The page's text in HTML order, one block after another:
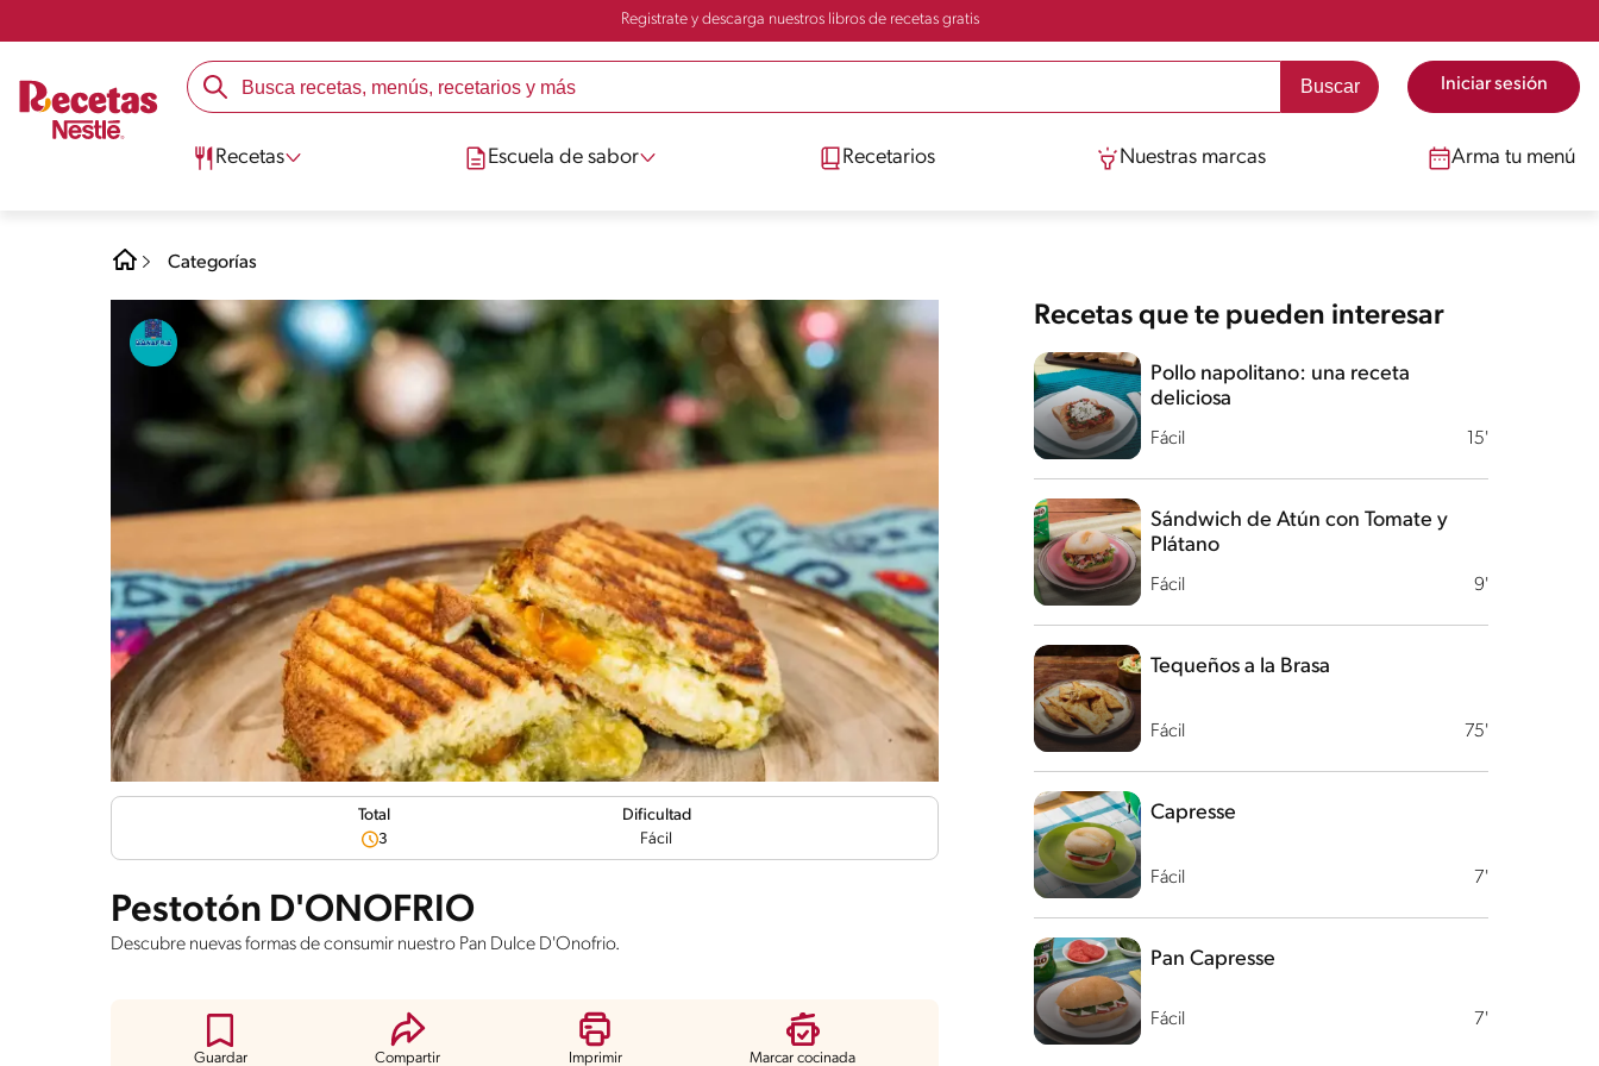
Registrate y descarga nuestros libros de recetas gratis
Iniciar sesión
Recetas Escuela de sabor Recetarios Nuestras marcas Arma tu menú
Categorías
Total
3
Dificultad
Fácil
Pestotón D'ONOFRIO
Descubre nuevas formas de consumir nuestro Pan Dulce D'Onofrio.
Guardar Compartir Imprimir Marcar cocinada
Recetas que te pueden interesar
Fácil 15'
Pollo napolitano: una receta
deliciosa
Fácil 9'
Sándwich de Atún con Tomate y
Plátano
Fácil 75'
Tequeños a la Brasa
Fácil 7'
Capresse
Fácil 7'
Pan Capresse